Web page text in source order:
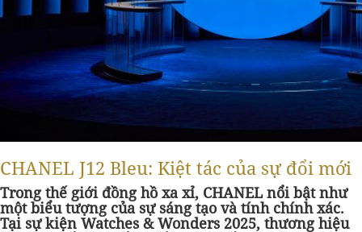
CHANEL J12 Bleu: Kiệt tác của sự đổi mới
Trong thế giới đồng hồ xa xỉ, CHANEL nổi bật như
một biểu tượng của sự sáng tạo và tính chính xác.
Tại sự kiện Watches & Wonders 2025, thương hiệu